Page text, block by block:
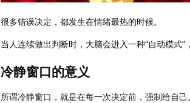
很多错误决定，都发生在情绪最热的时候。
当人连续做出判断时，大脑会进入一种“自动模式”
冷静窗口的意义
所谓冷静窗口，就是在每一次决定前，强制给自己